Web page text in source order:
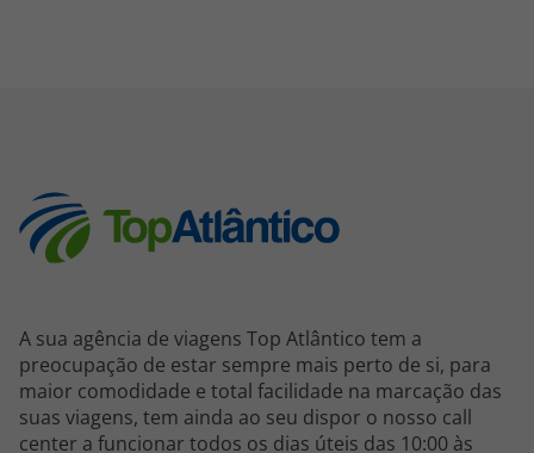
A sua agência de viagens Top Atlântico tem a
preocupação de estar sempre mais perto de si, para
maior comodidade e total facilidade na marcação das
suas viagens, tem ainda ao seu dispor o nosso call
center a funcionar todos os dias úteis das 10:00 às